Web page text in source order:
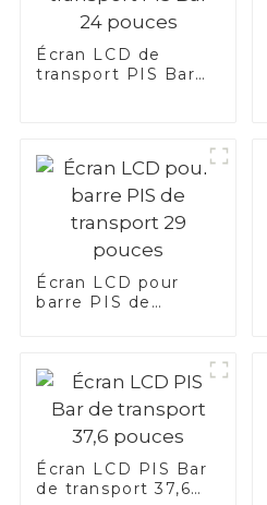
Écran LCD de
transport PIS Bar
Écran LCD pour
barre PIS de
Écran LCD PIS Bar
de transport 37,6